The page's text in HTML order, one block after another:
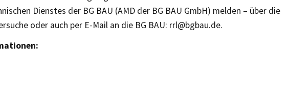
Dienstes der BG BAU (AMD der BG BAU GmbH) melden – über die
oder auch per E-Mail an die BG BAU: rrl@bgbau.de.